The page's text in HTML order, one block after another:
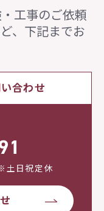
工事のご依頼
、下記までお
合わせ
土日祝定休